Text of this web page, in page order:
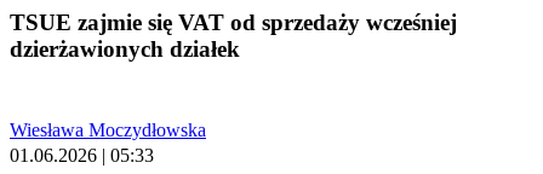
TSUE zajmie się VAT od sprzedaży wcześniej
dzierżawionych działek
Wiesława Moczydłowska
01.06.2026 | 05:33